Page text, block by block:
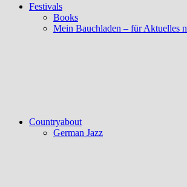
Festivals
Books
Mein Bauchladen – für Aktuelles
Countryabout
German Jazz